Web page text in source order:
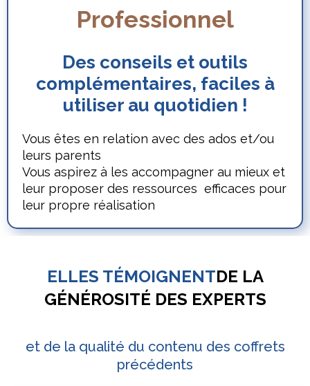
Professionnel
Des conseils et outils
complémentaires, faciles à
utiliser au quotidien !
Vous êtes en relation avec des ados et/ou
leurs parents
Vous aspirez à les accompagner au mieux et
leur proposer des ressources efficaces pour
leur propre réalisation
ELLES TÉMOIGNENTDE LA
GÉNÉROSITÉ DES EXPERTS
et de la qualité du contenu des coffrets
précédents